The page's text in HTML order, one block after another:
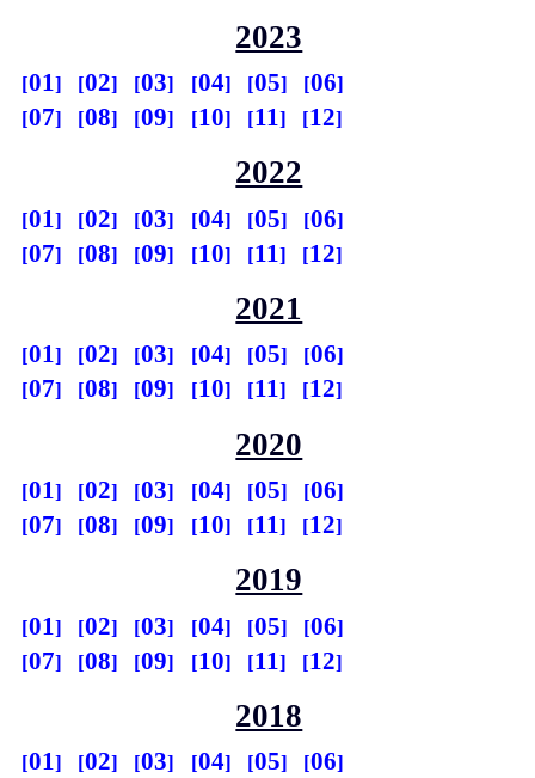
2023
01 02 03 04 05
06
07
08 09 10 11 12
2022
01 02 03 04 05
06
07
08 09 10 11 12
2021
01 02 03 04 05
06
07
08 09 10 11 12
2020
01 02 03 04 05
06
07
08 09 10 11 12
2019
01 02 03 04 05
06
07
08 09 10 11 12
2018
01 02 03 04 05
06